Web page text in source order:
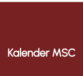
Kalender MSC